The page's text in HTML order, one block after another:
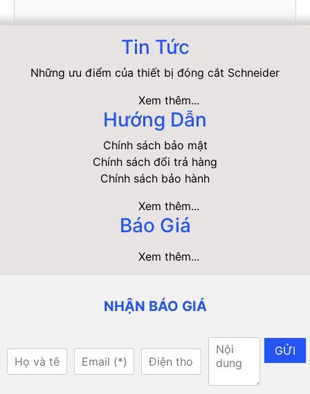
Tin Tức
Những ưu điểm của thiết bị đóng cắt Schneider
Xem thêm...
Hướng Dẫn
Chính sách bảo mật
Chính sách đổi trả hàng
Chính sách bảo hành
Xem thêm...
Báo Giá
Xem thêm...
NHẬN BÁO GIÁ
GỬI